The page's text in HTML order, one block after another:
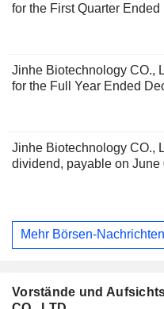
for the First Quarter
Jinhe Biotechnology CO.,
for the Full Year Ended
Jinhe Biotechnology CO.,
dividend, payable on June
Mehr Börsen-Nachrichten
Vorstände und